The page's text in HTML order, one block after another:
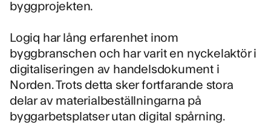
byggprojekten.
Logiq har lång erfarenhet inom
byggbranschen och har varit en nyckelaktör i
digitaliseringen av handelsdokument i
Norden. Trots detta sker fortfarande stora
delar av materialbeställningarna på
byggarbetsplatser utan digital spårning.